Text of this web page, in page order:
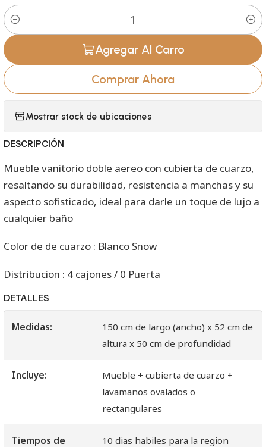
Cantidad
Agregar Al Carro
Comprar Ahora
Mostrar stock de ubicaciones
DESCRIPCIÓN
Mueble vanitorio doble aereo con cubierta de cuarzo,
resaltando su durabilidad, resistencia a manchas y su
aspecto sofisticado, ideal para darle un toque de lujo a
cualquier baño
Color de de cuarzo : Blanco Snow
Distribucion : 4 cajones / 0 Puerta
DETALLES
Medidas:
150 cm de largo (ancho) x 52 cm de
altura x 50 cm de profundidad
Incluye:
Mueble + cubierta de cuarzo +
lavamanos ovalados o
rectangulares
Tiempos de
10 dias habiles para la region